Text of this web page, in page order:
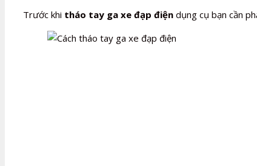
Trước khi tháo tay ga xe đạp điện dụng cụ bạn cần